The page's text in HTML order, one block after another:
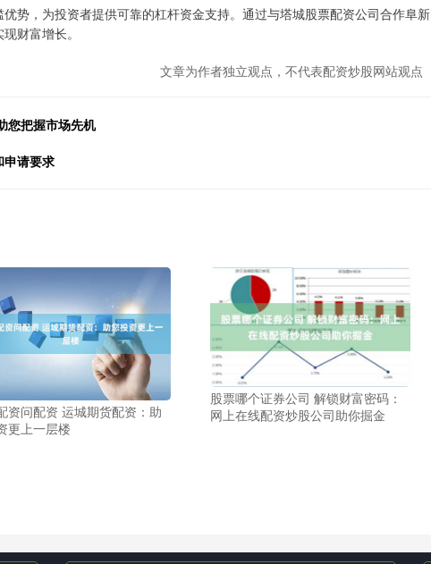
势，为投资者提供可靠的杠杆资金支持。通过与塔城股票配资公司合作阜新
财富增长。
文章为作者独立观点，不代表配资炒股网站观点
您把握市场先机
申请要求
资问配资 运城期货配资：助
更上一层楼
股票哪个证券公司 解锁财富密码：
网上在线配资炒股公司助你掘金